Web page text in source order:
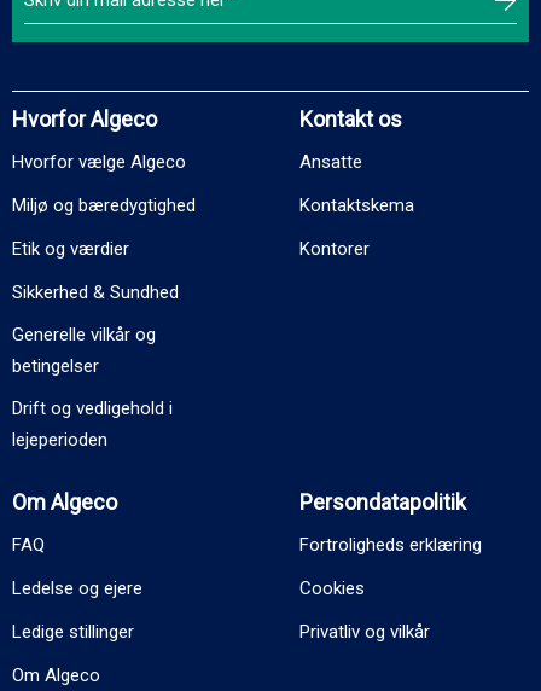
Hvorfor Algeco
Hvorfor vælge Algeco
Miljø og bæredygtighed
Etik og værdier
Sikkerhed & Sundhed
Generelle vilkår og
betingelser
Drift og vedligehold i
lejeperioden
Kontakt os
Ansatte
Kontaktskema
Kontorer
Om Algeco
FAQ
Ledelse og ejere
Ledige stillinger
Om Algeco
Persondatapolitik
Fortroligheds erklæring
Cookies
Privatliv og vilkår